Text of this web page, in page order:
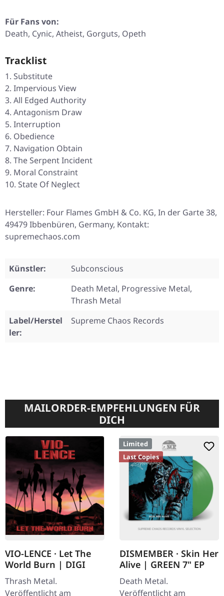
Für Fans von:
Death, Cynic, Atheist, Gorguts, Opeth
Tracklist
Substitute
Impervious View
All Edged Authority
Antagonism Draw
Interruption
Obedience
Navigation Obtain
The Serpent Incident
Moral Constraint
State Of Neglect
Hersteller: Four Flames GmbH & Co. KG, In der Garte 38,
49479 Ibbenbüren, Germany, Kontakt:
supremechaos.com
Künstler:
Subconscious
Genre:
Death Metal, Progressive Metal,
Thrash Metal
Label/Herstel
ler:
Supreme Chaos Records
MAILORDER-EMPFEHLUNGEN FÜR
DICH
VIO-LENCE · Let The
World Burn | DIGI
Thrash Metal.
Veröffentlicht am
Limited
Last Copies
DISMEMBER · Skin Her
Alive | GREEN 7" EP
Death Metal.
Veröffentlicht am